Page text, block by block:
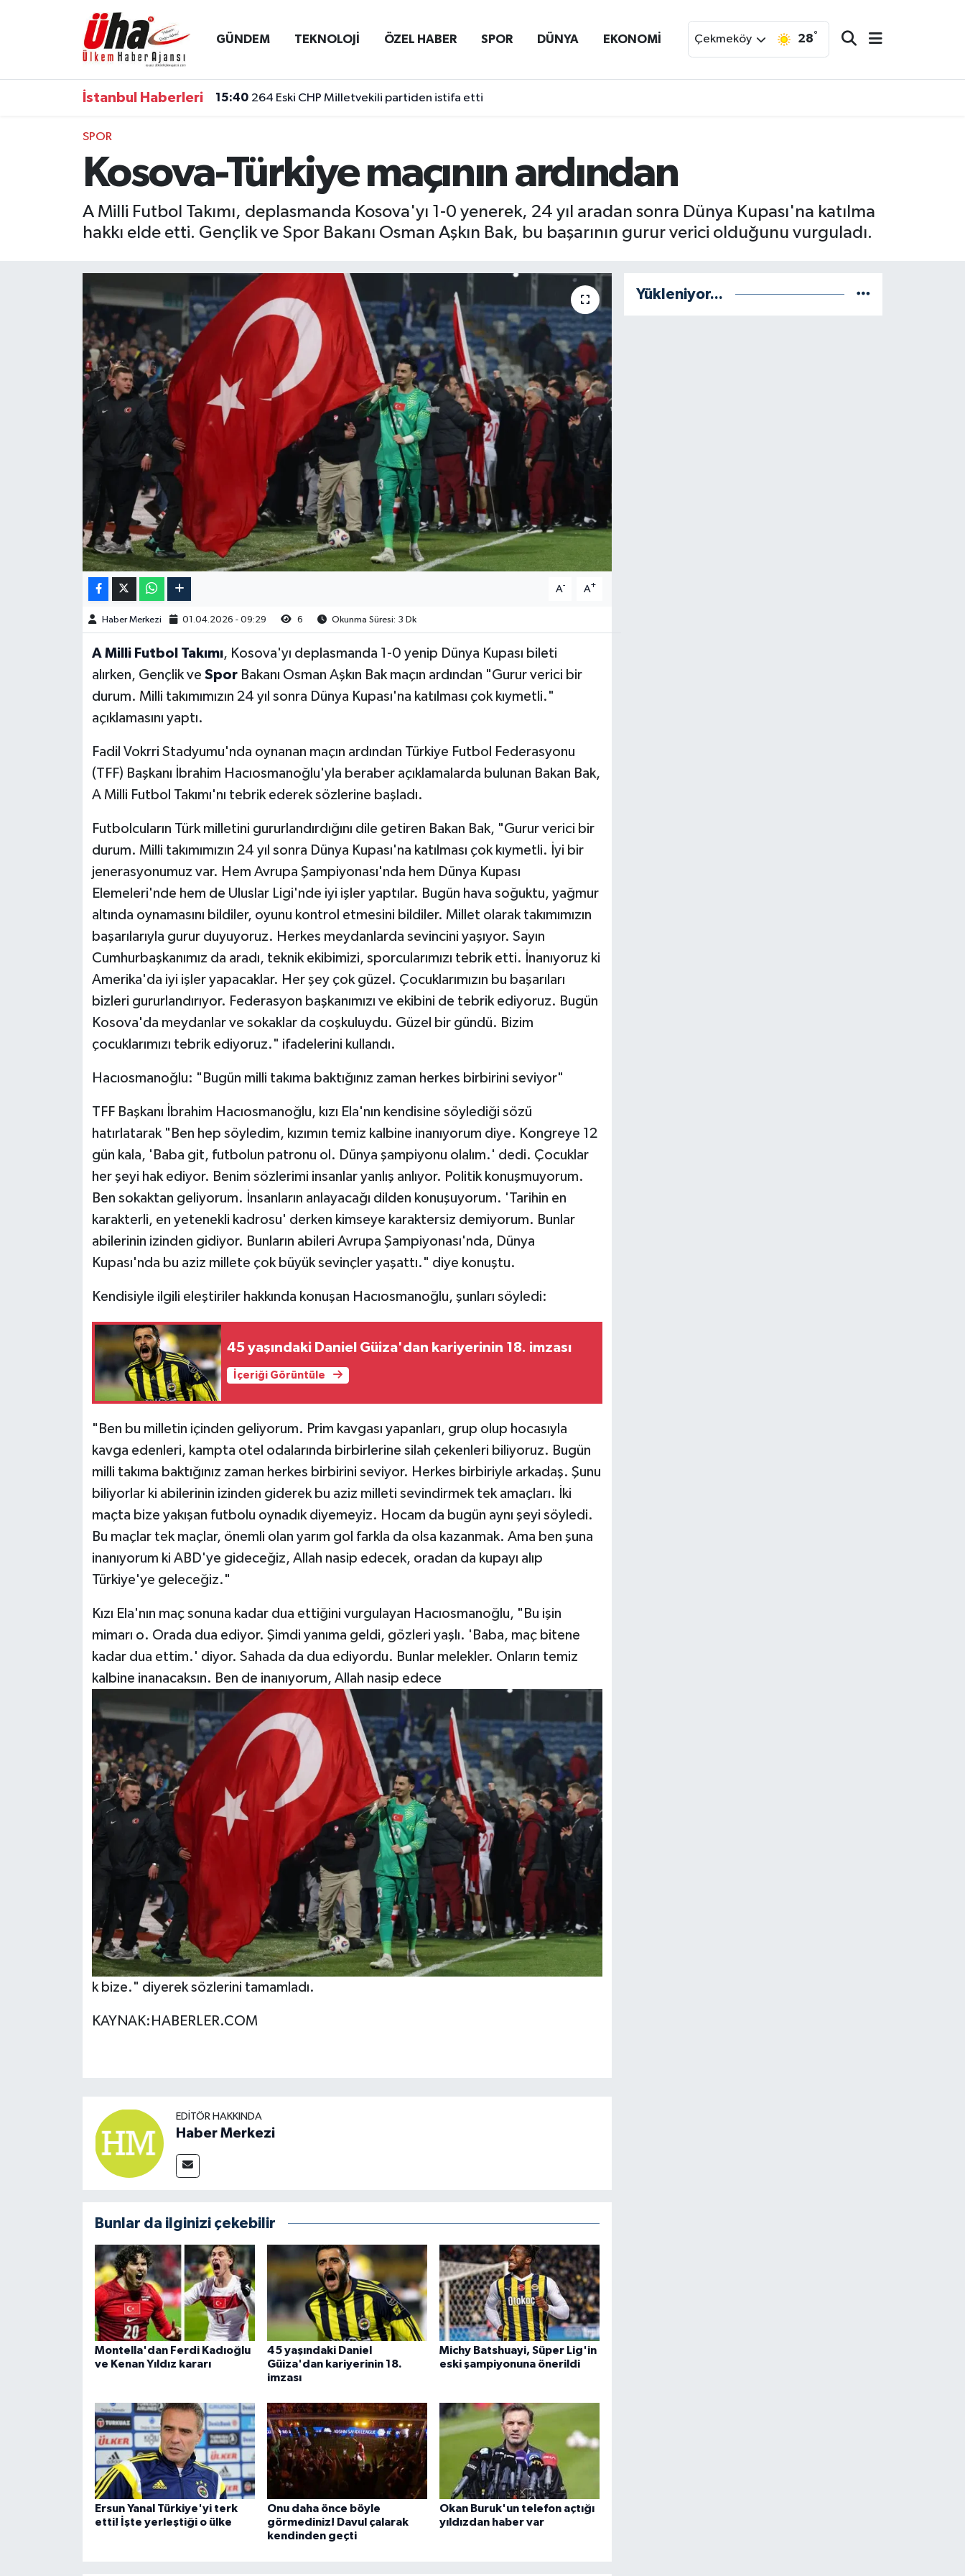
GÜNDEM TEKNOLOJİ ÖZEL HABER SPOR DÜNYA EKONOMİ Çekmeköy 28°
İstanbul Haberleri 15:40 264 Eski CHP Milletvekili partiden istifa etti
SPOR
Kosova-Türkiye maçının ardından
A Milli Futbol Takımı, deplasmanda Kosova'yı 1-0 yenerek, 24 yıl aradan sonra Dünya Kupası'na katılma
hakkı elde etti. Gençlik ve Spor Bakanı Osman Aşkın Bak, bu başarının gurur verici olduğunu vurguladı.
A- A+
Haber Merkezi 01.04.2026 - 09:29 6 Okunma Süresi: 3 Dk
A Milli Futbol Takımı, Kosova'yı deplasmanda 1-0 yenip Dünya Kupası bileti
alırken, Gençlik ve SporBakanı Osman Aşkın Bak maçın ardından "Gurur verici bir
durum. Milli takımımızın 24 yıl sonra Dünya Kupası'na katılması çok kıymetli."
açıklamasını yaptı.
Fadil Vokrri Stadyumu'nda oynanan maçın ardından Türkiye Futbol Federasyonu
(TFF) Başkanı İbrahim Hacıosmanoğlu'yla beraber açıklamalarda bulunan Bakan Bak,
A Milli Futbol Takımı'nı tebrik ederek sözlerine başladı.
Futbolcuların Türk milletini gururlandırdığını dile getiren Bakan Bak, "Gurur verici bir
durum. Milli takımımızın 24 yıl sonra Dünya Kupası'na katılması çok kıymetli. İyi bir
jenerasyonumuz var. Hem Avrupa Şampiyonası'nda hem Dünya Kupası
Elemeleri'nde hem de Uluslar Ligi'nde iyi işler yaptılar. Bugün hava soğuktu, yağmur
altında oynamasını bildiler, oyunu kontrol etmesini bildiler. Millet olarak takımımızın
başarılarıyla gurur duyuyoruz. Herkes meydanlarda sevincini yaşıyor. Sayın
Cumhurbaşkanımız da aradı, teknik ekibimizi, sporcularımızı tebrik etti. İnanıyoruz ki
Amerika'da iyi işler yapacaklar. Her şey çok güzel. Çocuklarımızın bu başarıları
bizleri gururlandırıyor. Federasyon başkanımızı ve ekibini de tebrik ediyoruz. Bugün
Kosova'da meydanlar ve sokaklar da coşkuluydu. Güzel bir gündü. Bizim
çocuklarımızı tebrik ediyoruz." ifadelerini kullandı.
Hacıosmanoğlu: "Bugün milli takıma baktığınız zaman herkes birbirini seviyor"
TFF Başkanı İbrahim Hacıosmanoğlu, kızı Ela'nın kendisine söylediği sözü
hatırlatarak "Ben hep söyledim, kızımın temiz kalbine inanıyorum diye. Kongreye 12
gün kala, 'Baba git, futbolun patronu ol. Dünya şampiyonu olalım.' dedi. Çocuklar
her şeyi hak ediyor. Benim sözlerimi insanlar yanlış anlıyor. Politik konuşmuyorum.
Ben sokaktan geliyorum. İnsanların anlayacağı dilden konuşuyorum. 'Tarihin en
karakterli, en yetenekli kadrosu' derken kimseye karaktersiz demiyorum. Bunlar
abilerinin izinden gidiyor. Bunların abileri Avrupa Şampiyonası'nda, Dünya
Kupası'nda bu aziz millete çok büyük sevinçler yaşattı." diye konuştu.
Kendisiyle ilgili eleştiriler hakkında konuşan Hacıosmanoğlu, şunları söyledi:
45 yaşındaki Daniel Güiza'dan kariyerinin 18. imzası
İçeriği Görüntüle
"Ben bu milletin içinden geliyorum. Prim kavgası yapanları, grup olup hocasıyla
kavga edenleri, kampta otel odalarında birbirlerine silah çekenleri biliyoruz. Bugün
milli takıma baktığınız zaman herkes birbirini seviyor. Herkes birbiriyle arkadaş. Şunu
biliyorlar ki abilerinin izinden giderek bu aziz milleti sevindirmek tek amaçları. İki
maçta bize yakışan futbolu oynadık diyemeyiz. Hocam da bugün aynı şeyi söyledi.
Bu maçlar tek maçlar, önemli olan yarım gol farkla da olsa kazanmak. Ama ben şuna
inanıyorum ki ABD'ye gideceğiz, Allah nasip edecek, oradan da kupayı alıp
Türkiye'ye geleceğiz."
Kızı Ela'nın maç sonuna kadar dua ettiğini vurgulayan Hacıosmanoğlu, "Bu işin
mimarı o. Orada dua ediyor. Şimdi yanıma geldi, gözleri yaşlı. 'Baba, maç bitene
kadar dua ettim.' diyor. Sahada da dua ediyordu. Bunlar melekler. Onların temiz
kalbine inanacaksın. Ben de inanıyorum, Allah nasip edece
k bize." diyerek sözlerini tamamladı.
KAYNAK:HABERLER.COM
EDITÖR HAKKINDA
Haber Merkezi
Bunlar da ilginizi çekebilir
Montella'dan Ferdi Kadıoğlu
ve Kenan Yıldız kararı
45 yaşındaki Daniel
Güiza'dan kariyerinin 18.
imzası
Michy Batshuayi, Süper Lig'in
eski şampiyonuna önerildi
Ersun Yanal Türkiye'yi terk
etti! İşte yerleştiği o ülke
Onu daha önce böyle
görmediniz! Davul çalarak
kendinden geçti
Okan Buruk'un telefon açtığı
yıldızdan haber var
Yükleniyor...
İstanbul Nöbetçi Eczaneler
İstanbul Hava Durumu
İstanbul Trafik Yoğunluk Haritası
Tüm Manşetler
Son Dakika Haberleri
Haber Arşivi